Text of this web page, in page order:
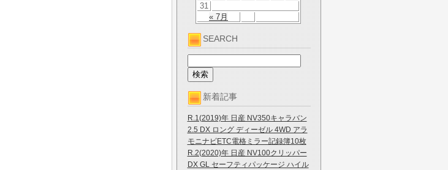
« 7月
31
SEARCH
新着記事
R.1(2019)年 日産 NV350キャラバン
2.5 DX ロング ディーゼル 4WD アラ
モニナビETC電格ミラー記録簿10枚
R.2(2020)年 日産 NV100クリッパー
DX GL セーフティパッケージ ハイル